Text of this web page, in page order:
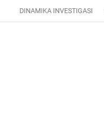
DINAMIKA INVESTIGASI